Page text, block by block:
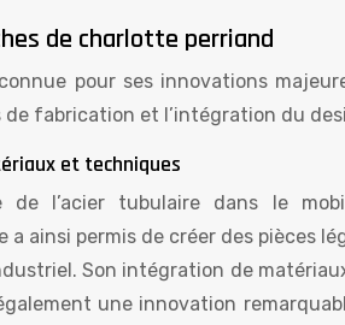
de charlotte perriand
pour ses innovations
fabrication et l’intégration du
et techniques
de l’acier tubulaire dans le
a ainsi permis de créer des pièces
Son intégration de
une innovation